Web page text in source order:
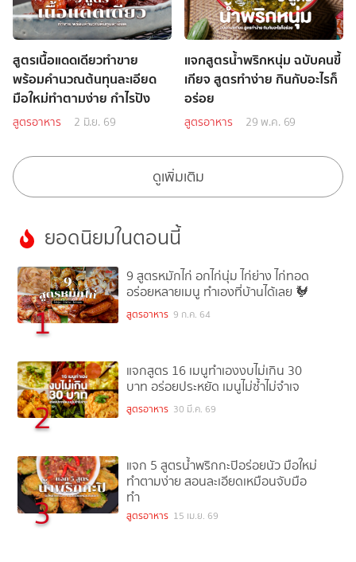
สูตรเนื้อแดดเดียวทำขาย
พร้อมคำนวณต้นทุนละเอียด
มือใหม่ทำตามง่าย กำไรปัง
สูตรอาหาร 2 มิ.ย. 69
แจกสูตรน้ำพริกหนุ่ม ฉบับคนขี้
เกียจ สูตรทำง่าย กินกับอะไรก็
อร่อย
สูตรอาหาร 29 พ.ค. 69
ดูเพิ่มเติม
ยอดนิยมในตอนนี้
1
9 สูตรหมักไก่ อกไก่นุ่ม ไก่ย่าง ไก่ทอด
อร่อยหลายเมนู ทำเองที่บ้านได้เลย 🐓
สูตรอาหาร 9 ก.ค. 64
2
แจกสูตร 16 เมนูทำเองงบไม่เกิน 30
บาท อร่อยประหยัด เมนูไม่ซ้ำไม่จำเจ
สูตรอาหาร 30 มี.ค. 69
3
แจก 5 สูตรน้ำพริกกะปิอร่อยนัว มือใหม่
ทำตามง่าย สอนละเอียดเหมือนจับมือ
ทำ
สูตรอาหาร 15 เม.ย. 69